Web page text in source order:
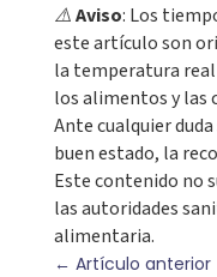
⚠️Aviso: Los
este artículo son
la temperatura real
los alimentos y las
Ante cualquier
buen estado, la
Este contenido no
las autoridades
alimentaria.
← Artículo anterior